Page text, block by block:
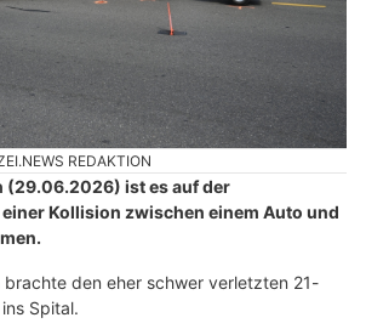
REDAKTION
(29.06.2026) ist es auf der
Kollision zwischen einem Auto und
brachte den eher schwer verletzten 21-
Spital.